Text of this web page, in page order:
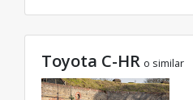
Toyota C-HR o similar